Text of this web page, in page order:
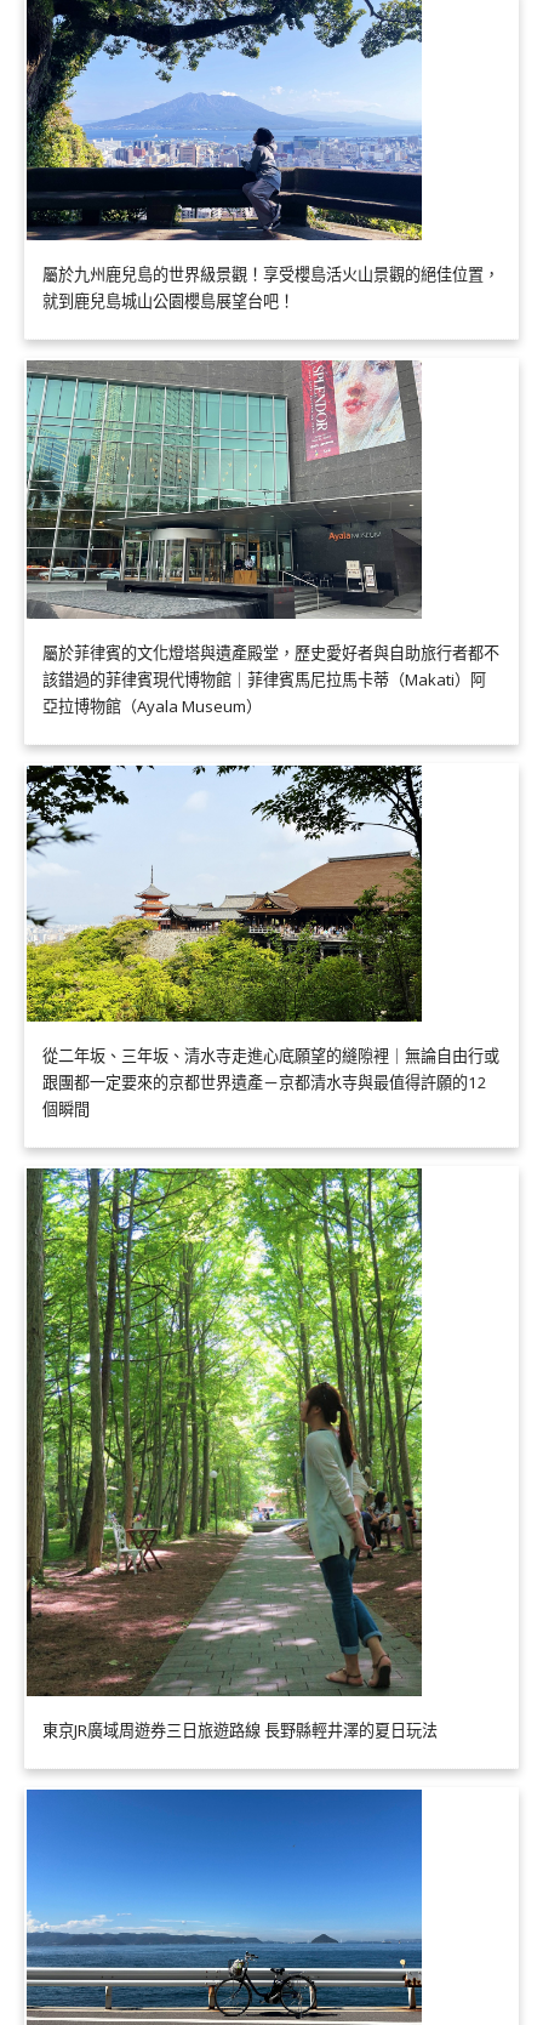
屬於九州鹿兒島的世界級景觀！享受櫻島活火山景觀的絕佳位置，
就到鹿兒島城山公園櫻島展望台吧！
屬於菲律賓的文化燈塔與遺產殿堂，歷史愛好者與自助旅行者都不
該錯過的菲律賓現代博物館｜菲律賓馬尼拉馬卡蒂（Makati）阿
亞拉博物館（Ayala Museum）
從二年坂、三年坂、清水寺走進心底願望的縫隙裡｜無論自由行或
跟團都一定要來的京都世界遺產－京都清水寺與最值得許願的12
個瞬間
東京JR廣域周遊券三日旅遊路線 長野縣輕井澤的夏日玩法